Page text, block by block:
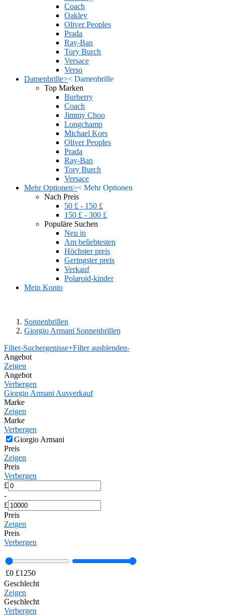
Coach
Oakley
Oliver Peoples
Prada
Ray-Ban
Tory Burch
Versace
Verso
Damenbrille>< Damenbrille
Top Marken
Burberry
Coach
Jimmy Choo
Longchamp
Michael Kors
Oliver Peoples
Prada
Ray-Ban
Tory Burch
Versace
Mehr Optionen>< Mehr Optionen
Nach Preis
50 £ - 150 £
150 £ - 300 £
Populäre Suchen
Neu in
Am beliebtesten
Höchster preis
Geringster preis
Verkauf
Polaroid-kinder
Mein Konto
Sonnenbrillen
Giorgio Armani Sonnenbrillen
Filter-Suchergenisse+Filter ausblenden-
Angebot
Zeigen
Angebot
Verbergen
Giorgio Armani Ausverkauf
Marke
Zeigen
Marke
Verbergen
Giorgio Armani
Preis
Zeigen
Preis
Verbergen
£
-
£
Preis
Zeigen
Preis
Verbergen
£0 £1250
Geschlecht
Zeigen
Geschlecht
Verbergen